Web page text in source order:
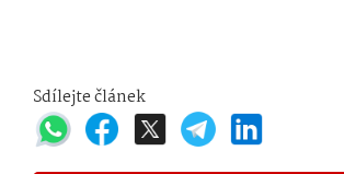
Sdílejte článek